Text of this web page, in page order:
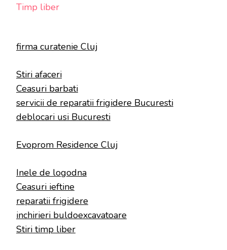
Timp liber
firma curatenie Cluj
Stiri afaceri
Ceasuri barbati
servicii de reparatii frigidere Bucuresti
deblocari usi Bucuresti
Evoprom Residence Cluj
Inele de logodna
Ceasuri ieftine
reparatii frigidere
inchirieri buldoexcavatoare
Stiri timp liber